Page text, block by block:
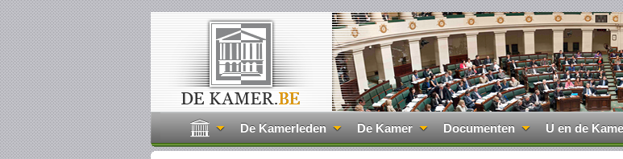
De Kamerleden De Kamer Documenten U en de